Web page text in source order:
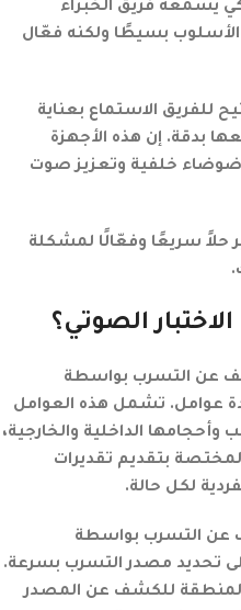
يسمعه فريق الخبراء
بسيطًا ولكنه فعّال
للفريق الاستماع بعناية
بدقة. إن هذه الأجهزة
خلفية وتعزيز صوت
سريعًا وفعّالًا لمشكلة
الصوتي؟
عن التسرب بواسطة
عوامل. تشمل هذه العوامل
وأحجامها الداخلية والخارجية،
بتقديم تقديرات
لكل حالة.
عن التسرب بواسطة
على تحديد مصدر التسرب بسرعة.
المنطقة للكشف عن المصدر